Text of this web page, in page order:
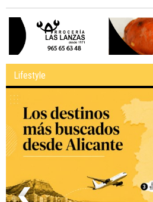
Lifestyle